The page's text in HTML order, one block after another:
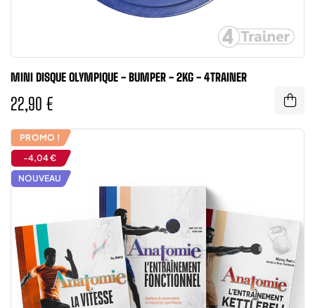
MINI DISQUE OLYMPIQUE - BUMPER - 2KG - 4TRAINER
22,90 €
PROMO !
-4,04 €
NOUVEAU